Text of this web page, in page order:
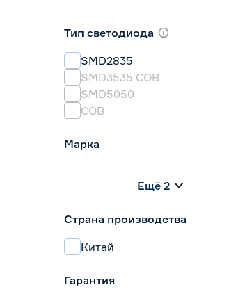
Тип светодиода
SMD2835
SMD3535 СОВ
SMD5050
СОВ
Марка
Navigator
Ещё 2
Страна производства
Китай
Гарантия